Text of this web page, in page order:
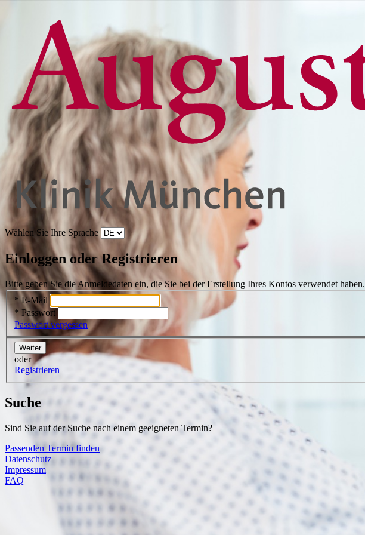
Wählen Sie Ihre Sprache
Einloggen oder Registrieren
Bitte geben Sie die Anmeldedaten ein, die Sie bei der Erstellung Ihres Kontos verwendet haben.
* E-Mail
* Passwort
Passwort vergessen
Weiter
oder
Registrieren
Suche
Sind Sie auf der Suche nach einem geeigneten Termin?
Passenden Termin finden
Datenschutz
Impressum
FAQ